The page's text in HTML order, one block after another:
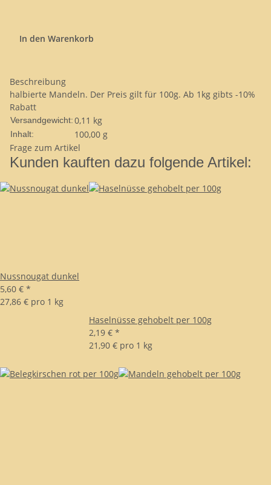
In den Warenkorb
Beschreibung
halbierte Mandeln. Der Preis gilt für 100g. Ab 1kg gibts -10%
Rabatt
Versandgewicht:0,11 kg
Inhalt:
100,00 g
Frage zum Artikel
Kunden kauften dazu folgende Artikel:
Nussnougat dunkel
5,60 € *
27,86 € pro 1 kg
Haselnüsse gehobelt per 100g
2,19 € *
21,90 € pro 1 kg